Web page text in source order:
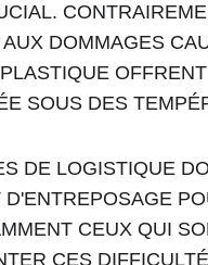
DOMMAGES
SOUS DES
DE LOGISTIQUE
CEUX QUI
CES